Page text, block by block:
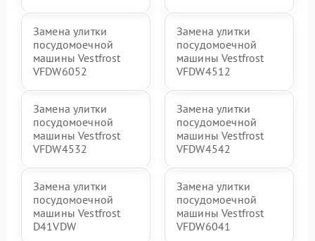
Замена улитки
посудомоечной
машины Vestfrost
VFDW6052
Замена улитки
посудомоечной
машины Vestfrost
VFDW4512
Замена улитки
посудомоечной
машины Vestfrost
VFDW4532
Замена улитки
посудомоечной
машины Vestfrost
VFDW4542
Замена улитки
посудомоечной
машины Vestfrost
D41VDW
Замена улитки
посудомоечной
машины Vestfrost
VFDW6041